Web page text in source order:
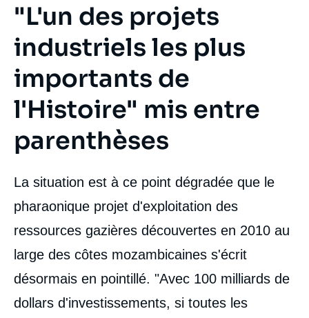
"L'un des projets
industriels les plus
importants de
l'Histoire" mis entre
parenthèses
La situation est à ce point dégradée que le
pharaonique projet d'exploitation des
ressources gazières découvertes en 2010 au
large des côtes mozambicaines s'écrit
désormais en pointillé. "Avec 100 milliards de
dollars d'investissements, si toutes les